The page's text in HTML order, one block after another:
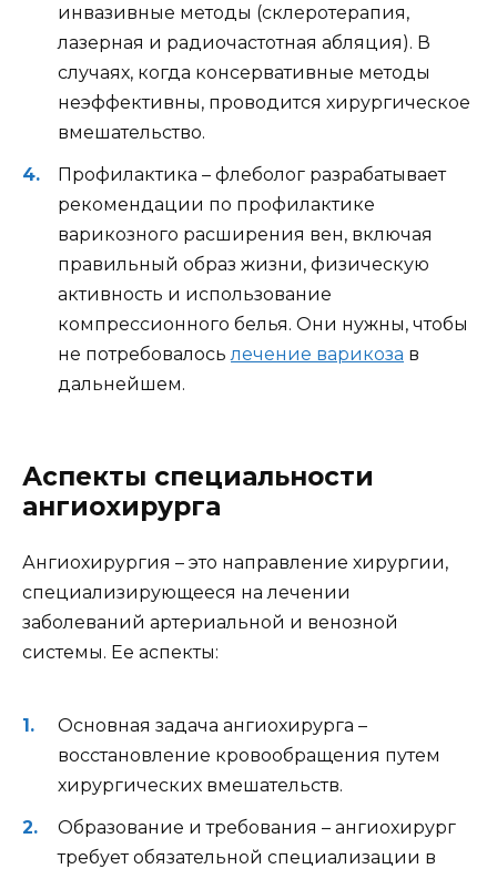
инвазивные методы (склеротерапия,
лазерная и радиочастотная абляция). В
случаях, когда консервативные методы
неэффективны, проводится хирургическое
вмешательство.
Профилактика – флеболог разрабатывает
рекомендации по профилактике
варикозного расширения вен, включая
правильный образ жизни, физическую
активность и использование
компрессионного белья. Они нужны, чтобы
не потребовалосьлечение варикоза в
дальнейшем.
Аспекты специальности
ангиохирурга
Ангиохирургия – это направление хирургии,
специализирующееся на лечении
заболеваний артериальной и венозной
системы. Ее аспекты:
Основная задача ангиохирурга –
восстановление кровообращения путем
хирургических вмешательств.
Образование и требования – ангиохирург
требует обязательной специализации в